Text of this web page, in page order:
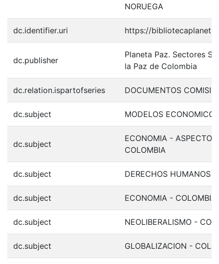
NORUEGA
dc.identifier.uri https://
dc.publisher
Planeta Paz. Sectores
la Paz de Colombia
dc.relation.ispartofseries DOCUMENTOS
dc.subject MODELOS
dc.subject
ECONOMIA -
COLOMBIA
dc.subject DERECHOS HUMANOS
dc.subject ECONOMIA - COLOMBIA
dc.subject NEOLIBERALISMO -
dc.subject GLOBALIZACION -